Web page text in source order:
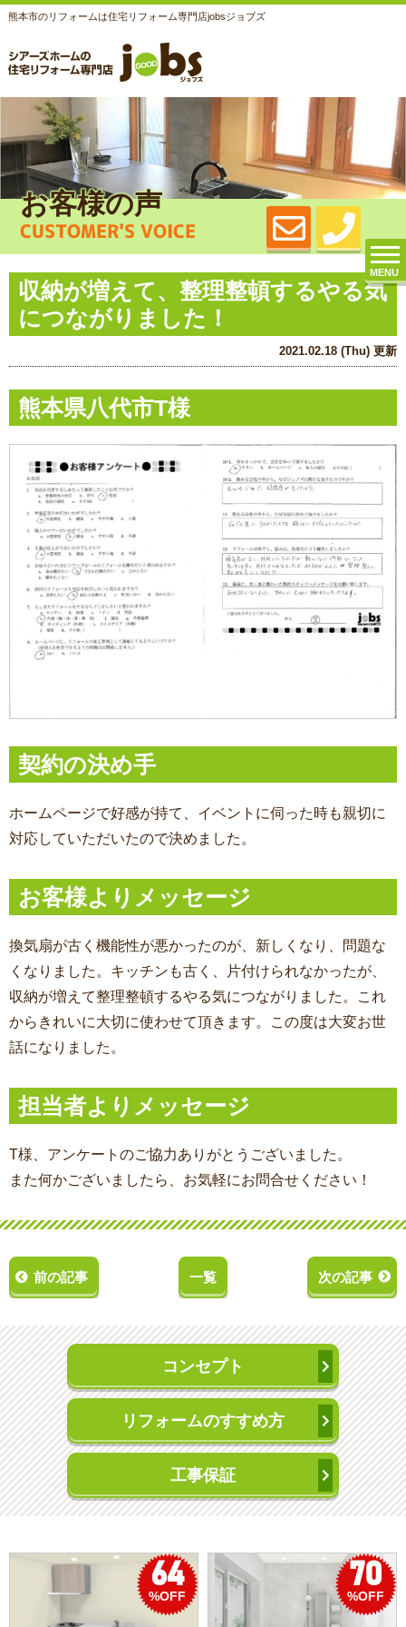
熊本市のリフォームは住宅リフォーム専門店jobsジョブズ
MENU
お客様の声
CUSTOMER'S VOICE
収納が増えて、整理整頓するやる気
につながりました！
2021.02.18 (Thu) 更新
熊本県八代市T様
契約の決め手
ホームページで好感が持て、イベントに伺った時も親切に
対応していただいたので決めました。
お客様よりメッセージ
換気扇が古く機能性が悪かったのが、新しくなり、問題な
くなりました。キッチンも古く、片付けられなかったが、
収納が増えて整理整頓するやる気につながりました。これ
からきれいに大切に使わせて頂きます。この度は大変お世
話になりました。
担当者よりメッセージ
T様、アンケートのご協力ありがとうございました。
また何かございましたら、お気軽にお問合せください！
前の記事 一覧 次の記事
コンセプト
リフォームのすすめ方
工事保証
70
%OFF
50